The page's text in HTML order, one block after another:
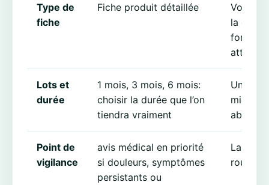
Type de
fiche
Fiche produit détaillée
Vous
la
format
attendu.
Lots et
durée
1 mois, 3 mois, 6 mois:
choisir la durée que l’on
tiendra vraiment
Une
mieux
Point de
vigilance
avis médical en priorité
si douleurs, symptômes
persistants ou
La
routine